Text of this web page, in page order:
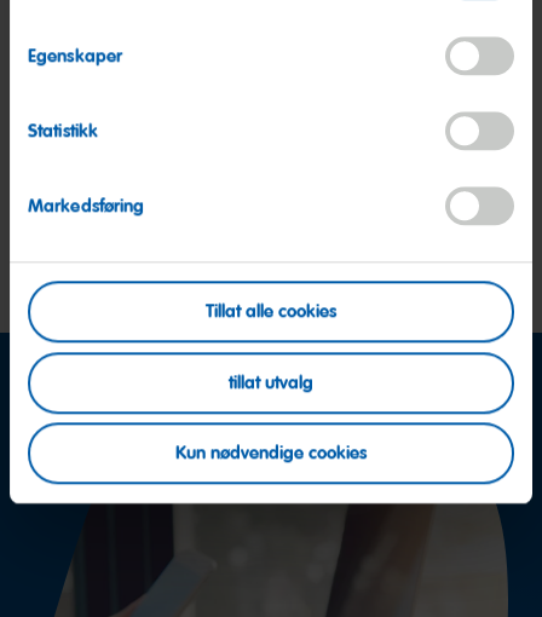
Egenskaper
Statistikk
Markedsføring
Tillat alle cookies
tillat utvalg
Kun nødvendige cookies